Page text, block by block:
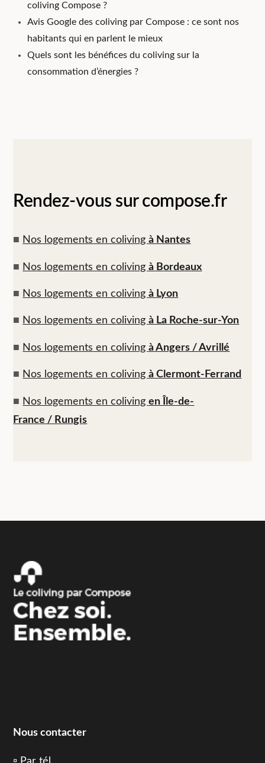
coliving Compose ?
Avis Google des coliving par Compose : ce sont nos
habitants qui en parlent le mieux
Quels sont les bénéfices du coliving sur la
consommation d’énergies ?
Rendez-vous sur compose.fr
■ Nos logements en colivingà Nantes
■ Nos logements en colivingà Bordeaux
■ Nos logements en colivingà Lyon
■ Nos logements en colivingà La Roche-sur-Yon
■ Nos logements en colivingà Angers / Avrillé
■ Nos logements en colivingà Clermont-Ferrand
■ Nos logements en colivingen Île-de-
France / Rungis
Nous contacter